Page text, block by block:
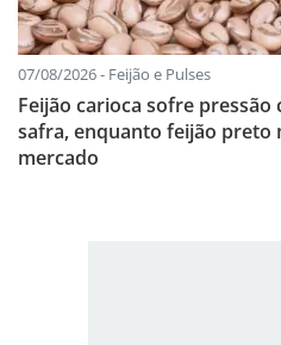
07/08/2026 - Feijão e Pulses
Feijão carioca sofre
safra, enquanto feijão preto
mercado